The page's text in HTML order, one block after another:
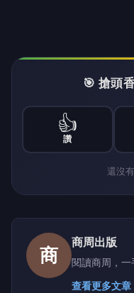
🎯 搶頭
👍
讚
還沒
商
商周出版
閱讀商周，一
查看更多文